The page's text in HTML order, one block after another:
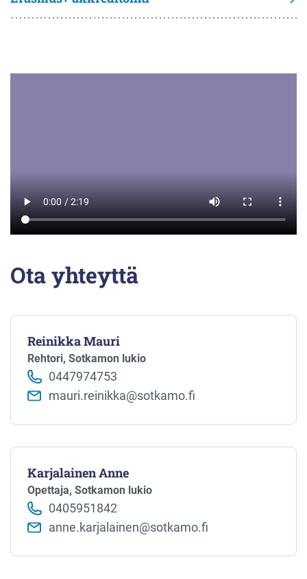
Ota yhteyttä
Reinikka Mauri
Rehtori, Sotkamon lukio
0447974753
mauri.reinikka@sotkamo.fi
Karjalainen Anne
Opettaja, Sotkamon lukio
0405951842
anne.karjalainen@sotkamo.fi